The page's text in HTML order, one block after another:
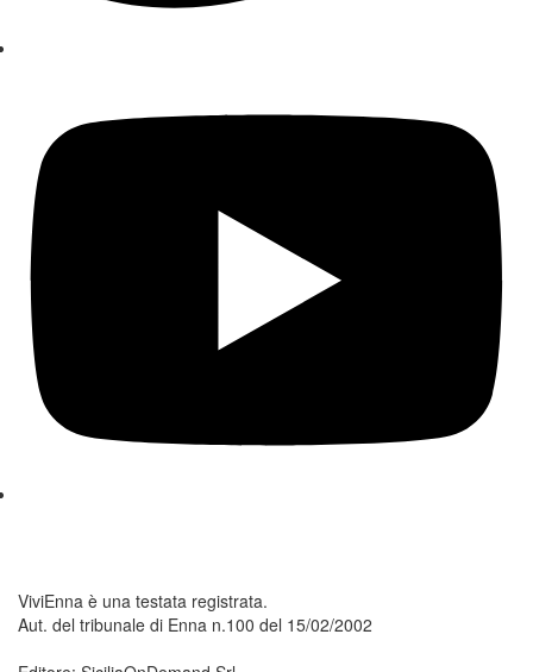
ViviEnna è una testata registrata.
Aut. del tribunale di Enna n.100 del 15/02/2002